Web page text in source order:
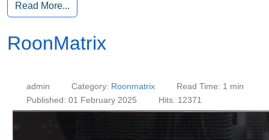
Read More...
RoonMatrix
admin Category: Roonmatrix
Read Time: 1 min
Published: 01 February 2025
Hits: 12371